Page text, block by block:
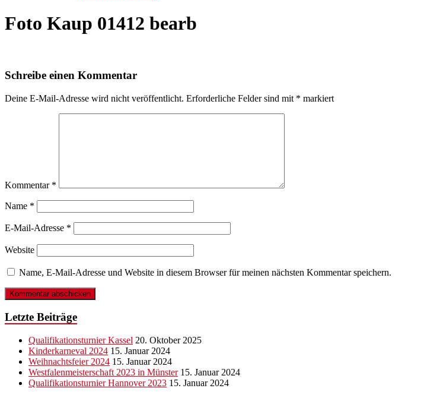
Foto Kaup 01412 bearb
Schreibe einen Kommentar
Deine E-Mail-Adresse wird nicht veröffentlicht. Erforderliche Felder sind mit * markiert
Kommentar *
Name *
E-Mail-Adresse *
Website
Name, E-Mail-Adresse und Website in diesem Browser für meinen nächsten Kommentar speichern.
Letzte Beiträge
Qualifikationsturnier Kassel 20. Oktober 2025
Kinderkarneval 2024 15. Januar 2024
Weihnachtsfeier 2024 15. Januar 2024
Westfalenmeisterschaft 2023 in Münster 15. Januar 2024
Qualifikationsturnier Hannover 2023 15. Januar 2024